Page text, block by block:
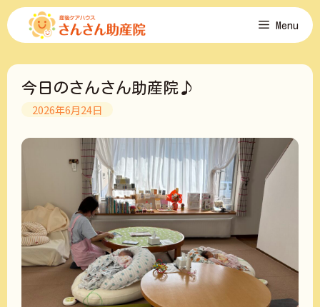
コ
ン
ツ
Menu
今日のさんさん助産院♪
2026年6月24日